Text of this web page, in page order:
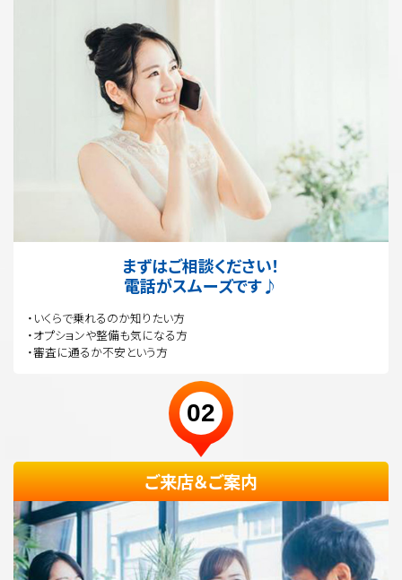
まずはご相談ください！
電話がスムーズです♪
・いくらで乗れるのか知りたい方
・オプションや整備も気になる方
・審査に通るか不安という方
02
ご来店＆ご案内